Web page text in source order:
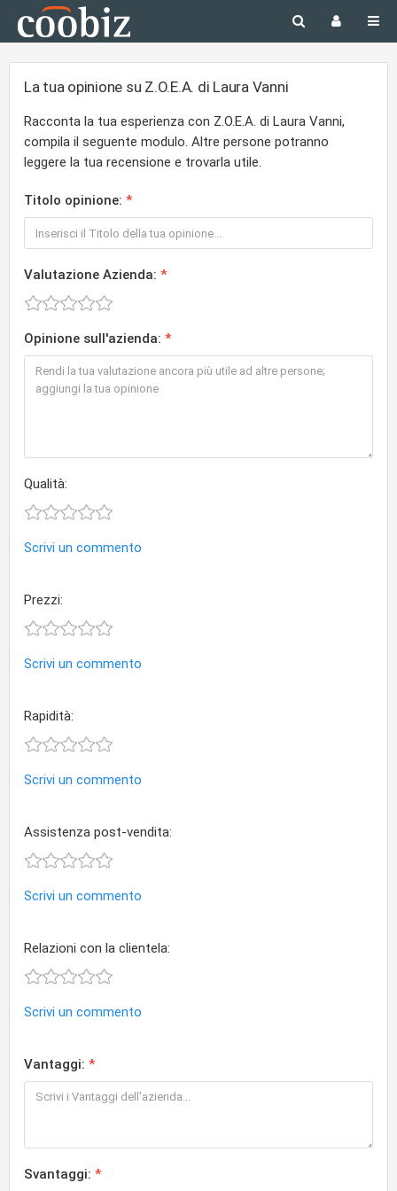
La tua opinione su Z.O.E.A. di Laura Vanni
Racconta la tua esperienza con Z.O.E.A. di Laura Vanni,
compila il seguente modulo. Altre persone potranno
leggere la tua recensione e trovarla utile.
Titolo opinione:
Valutazione Azienda:
Opinione sull'azienda:
Qualità:
Scrivi un commento
Prezzi:
Scrivi un commento
Rapidità:
Scrivi un commento
Assistenza post-vendita:
Scrivi un commento
Relazioni con la clientela:
Scrivi un commento
Vantaggi:
Svantaggi: